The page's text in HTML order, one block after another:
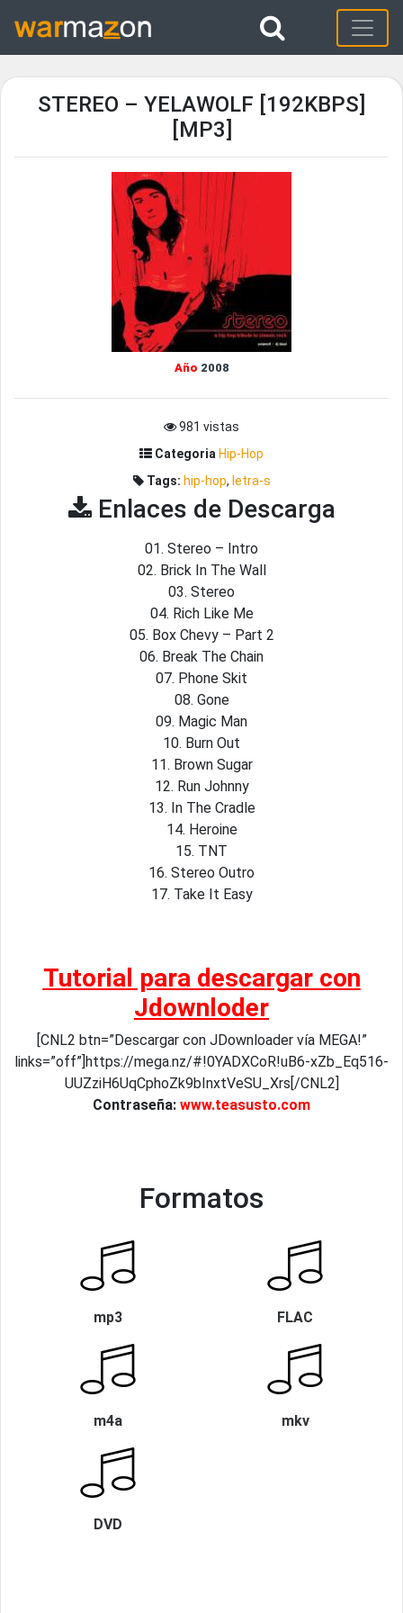
STEREO – YELAWOLF [192KBPS]
[MP3]
Año 2008
981 vistas
Categoria Hip-Hop
Tags: hip-hop, letra-s
Enlaces de Descarga
01. Stereo – Intro
02. Brick In The Wall
03. Stereo
04. Rich Like Me
05. Box Chevy – Part 2
06. Break The Chain
07. Phone Skit
08. Gone
09. Magic Man
10. Burn Out
11. Brown Sugar
12. Run Johnny
13. In The Cradle
14. Heroine
15. TNT
16. Stereo Outro
17. Take It Easy
Tutorial para descargar con
Jdownloder
[CNL2 btn=”Descargar con JDownloader vía MEGA!”
links=”off”]https://mega.nz/#!0YADXCoR!uB6-xZb_Eq516-
UUZziH6UqCphoZk9bInxtVeSU_Xrs[/CNL2]
Contraseña: www.teasusto.com
Formatos
mp3 FLAC
m4a mkv
DVD